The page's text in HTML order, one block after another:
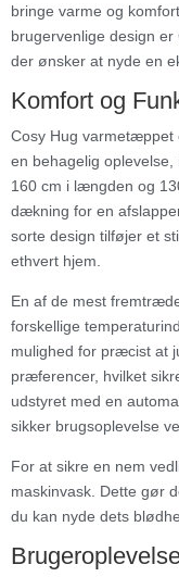
bringe varme og
brugervenlige design
der ønsker at nyde en
Komfort og
Cosy Hug varmetæppet
en behagelig
160 cm i længden og
dækning for en
sorte design tilføjer et
ethvert hjem.
En af de mest
forskellige
mulighed for præcist at
præferencer, hvilket
udstyret med en
sikker brugsoplevelse
For at sikre en nem
maskinvask. Dette gør
du kan nyde dets